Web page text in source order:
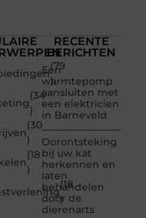
(79
)
(34
)
(30
)
(18
)
(18
)
RECENTE
BERICHTEN
Een
warmtepomp
aansluiten met
een elektricien
in Barneveld
Oorontsteking
bij uw kat
herkennen en
laten
behandelen
door de
dierenarts